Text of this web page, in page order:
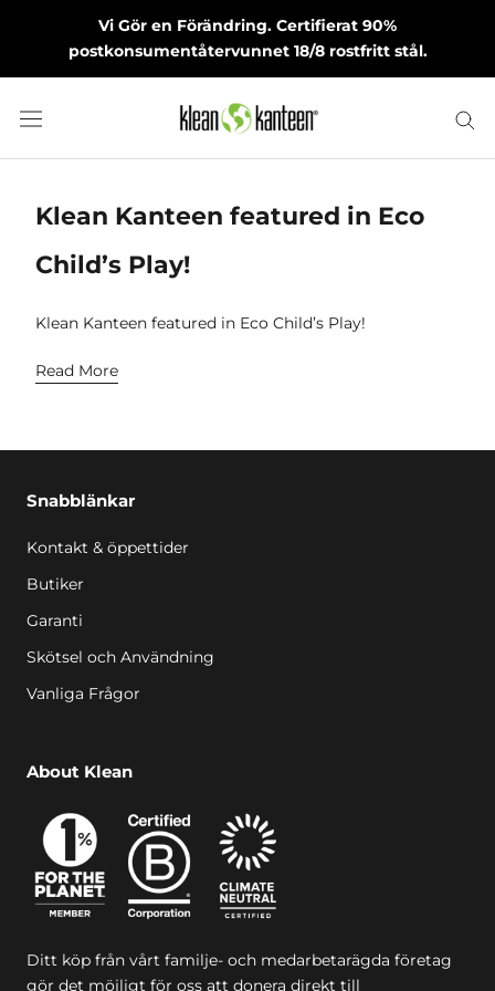
Vi Gör en Förändring. Certifierat 90%
postkonsumentåtervunnet 18/8 rostfritt stål.
Klean Kanteen featured in Eco
Child’s Play!
Klean Kanteen featured in Eco Child’s Play!
Read More
Snabblänkar
Kontakt & öppettider
Butiker
Garanti
Skötsel och Användning
Vanliga Frågor
About Klean
Ditt köp från vårt familje- och medarbetarägda företag
gör det möjligt för oss att donera direkt till